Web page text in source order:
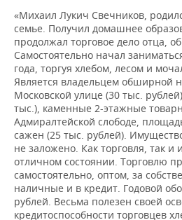
«Михаил Лукич Свечников,
семье. Получил домашнее
продолжал торговое дело отца,
Самостоятельно начал
года, торгуя хлебом, лесом и
Является владельцем обширной
Московской улице (30 тыс.
тыс.), каменные 2-этажные
Адмиралтейской слободе,
сажен (25 тыс. рублей).
не заложено. Как торговля, так и
отличном состоянии. Торговлю
самостоятельно, оптом, за
наличные и в кредит. Годовой
рублей. Весьма полезен своей
кредитоспособности торговцев